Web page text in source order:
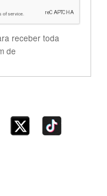
receber toda
de